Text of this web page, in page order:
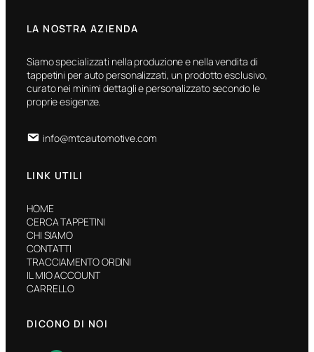
LA NOSTRA AZIENDA
Siamo specializzati nella produzione e nella vendita di
tappetini per auto personalizzati, un prodotto esclusivo,
curato nei minimi dettagli e personalizzato secondo le
proprie esigenze.
info@mtcautomotive.com
LINK UTILI
HOME
CERCA TAPPETINI
CHI SIAMO
CONTATTI
TRACCIAMENTO ORDINI
IL MIO ACCOUNT
CARRELLO
DICONO DI NOI